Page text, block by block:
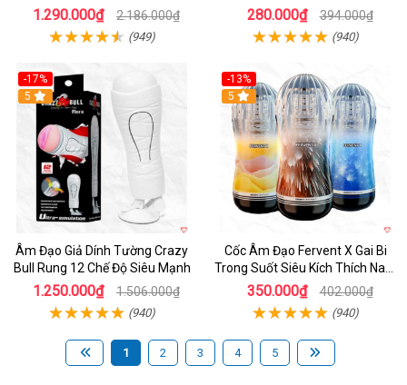
1.290.000₫ 2.186.000₫
(949)
280.000₫ 394.000₫
(940)
-17%
5
Âm Đạo Giả Dính Tường Crazy
Bull Rung 12 Chế Độ Siêu Mạnh
1.250.000₫ 1.506.000₫
(940)
-13%
Hot
5
Cốc Âm Đạo Fervent X Gai Bi
Trong Suốt Siêu Kích Thích Nam
Giới
350.000₫ 402.000₫
(940)
1 2 3 4 5